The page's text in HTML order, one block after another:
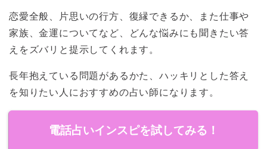
恋愛全般、片思いの行方、復縁できるか、また仕事や
家族、金運についてなど、どんな悩みにも聞きたい答
えをズバリと提示してくれます。
長年抱えている問題があるかた、ハッキリとした答え
を知りたい人におすすめの占い師になります。
電話占いインスピを試してみる！